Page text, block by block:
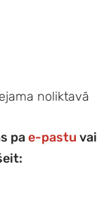
noliktavā
pae-pastu vai